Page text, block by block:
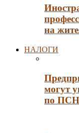
на
НАЛОГИ
могут
по ПСН